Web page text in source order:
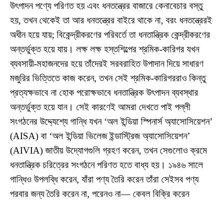
উৎপাদন পণ্যে পরিণত হয় এবং ধনতন্ত্রের বাজারে কেনাবেচার বস্তু
হয়, তখন থেকেই তা আর ধনতন্ত্রের বাইরে থাকে না, বরং ধনতন্ত্রেরই
অধীন হয়ে যায়; বিকেন্দ্রীকরণের পরিবর্তে তা ধনতান্ত্রিক কেন্দ্রীকরণের
অন্তর্ভুক্ত হয়ে যায়। লক্ষ লক্ষ হস্তশিল্পের শ্রমিক-কারিগর যখন
ব্যবসায়ী-মহাজনদের হয়ে তাঁদেরই সরবরাহিত উপাদান দিয়ে সাধারণ
মজুরির ভিত্তিতে কাজ করেন, তখন সেই শ্রমিক-কারিগররাও কিন্তু
প্রত্যক্ষভাবে না হোক পরোক্ষভাবে ধনতান্ত্রিক উৎপাদন ব্যবস্থার
অন্তর্ভুক্ত হয়ে যান। সেই কারণেই আমরা দেখতে পাই পল্লী
সংগঠনের উদ্দ্যেশ্যে গান্ধি যখন ‘অল ইন্ডিয়া স্পিনার্স অ্যাসোসিয়েশন’
(AISA) বা ‘অল ইন্ডিয়া ভিলেজ ইন্ডাস্ট্রিজ অ্যাসোসিয়েশন’
(AIVIA) জাতীয় উদ্যোগগুলি গ্রহণ করেন, তখন সেগুলোও ক্রমে
ধনতান্ত্রিক চরিত্রের সংগঠনে পরিণত হতে বাধ্য হয়। ১৯৪৬ সালে
গান্ধিও উপলব্ধি করেন, যাঁরা পণ্য তৈরি করেন তাঁরা সেইসব পণ্য
পরবার জন্য তৈরি করেন না, পরেনও না— কেবল বিক্রি করেন